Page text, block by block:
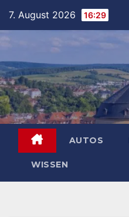
content
7. August 2026 16:29
AUTOS
WISSEN